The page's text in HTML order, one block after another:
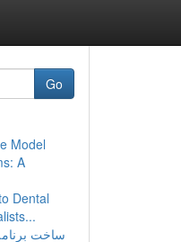
Go
Model
A
Dental
ساخت